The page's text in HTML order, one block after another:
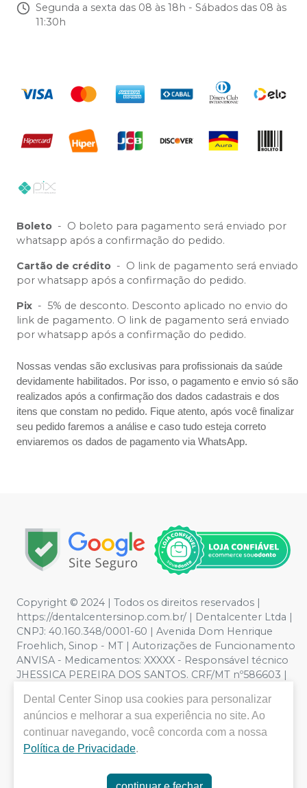
Segunda a sexta das 08 às 18h - Sábados das 08 às
11:30h
Boleto - O boleto para pagamento será enviado por
whatsapp após a confirmação do pedido.
Cartão de crédito - O link de pagamento será enviado
por whatsapp após a confirmação do pedido.
Pix - 5% de desconto. Desconto aplicado no envio do
link de pagamento. O link de pagamento será enviado
por whatsapp após a confirmação do pedido.
Nossas vendas são exclusivas para profissionais da saúde
devidamente habilitados. Por isso, o pagamento e envio só são
realizados após a confirmação dos dados cadastrais e dos
itens que constam no pedido. Fique atento, após você finalizar
seu pedido faremos a análise e caso tudo esteja correto
enviaremos os dados de pagamento via WhatsApp.
Copyright © 2024 | Todos os direitos reservados |
https://dentalcentersinop.com.br/ | Dentalcenter Ltda |
CNPJ: 40.160.348/0001-60 | Avenida Dom Henrique
Froehlich, Sinop - MT | Autorizações de Funcionamento
ANVISA - Medicamentos: XXXXX - Responsável técnico
JHESSICA PEREIRA DOS SANTOS. CRF/MT nº586603 |
ilustrativas - Os preços e condições da loja virtual estão
sujeitos a alterações. Em caso de divergência de preços
no site, o valor válido é o do Carrinho de Compra. Não
vendemos por atacado por isso nos reservamos o
Dental Center Sinop usa cookies para personalizar
anúncios e melhorar a sua experiência no site. Ao
continuar navegando, você concorda com a nossa
Política de Privacidade.